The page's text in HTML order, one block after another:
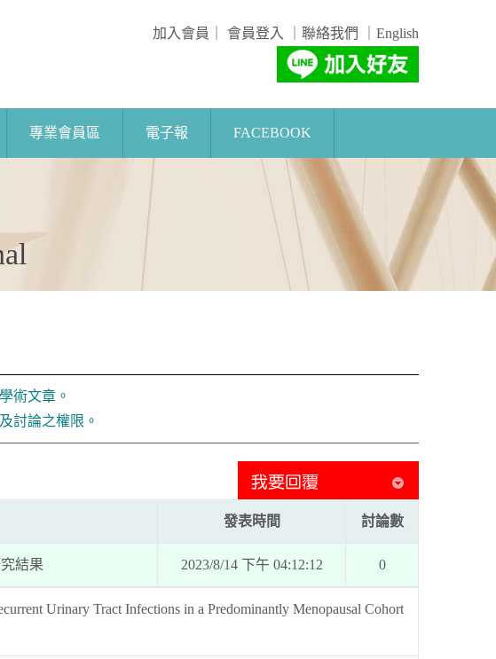
加入會員 會員登入 聯絡我們 English
專業會員區 電子報 FACEBOOK
術文章。
討論之權限。
發表時間 討論數
結果 2023/8/14 下午 04:12:12 0
Urinary Tract Infections in a Predominantly Menopausal Cohort